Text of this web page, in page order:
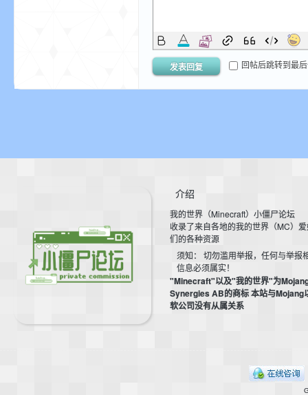
世
发表回复 回帖后跳转到最
介绍
我的世界（Minecraft）小僵尸论坛
收录了来自各地的我的世界（MC）
们的各种资源
须知： 切勿滥用举报，任何与举报
信息必须属实！
"Minecraft"以及"我的世界"为
Synergies AB的商标 本站与Mojang
软公司没有从属关系